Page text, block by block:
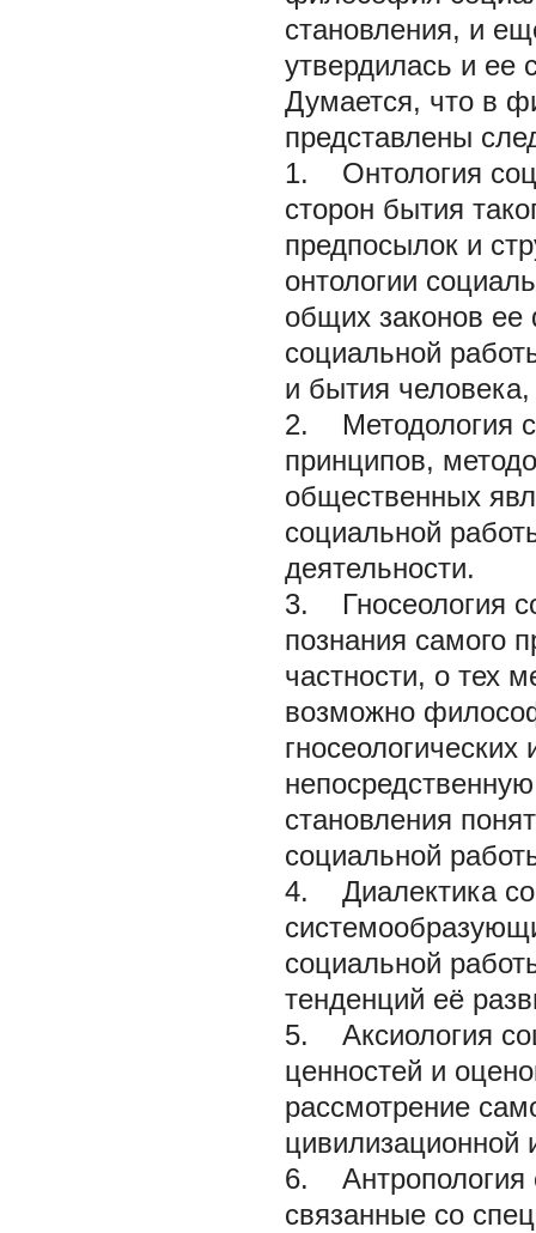
становления, и
утвердилась и ее
Думается, что в
представлены
1. Онтология
сторон бытия
предпосылок и
онтологии
общих законов ее
социальной
и бытия человека,
2. Методология
принципов,
общественных
социальной
деятельности.
3. Гносеология
познания самого
частности, о тех
возможно
становления
социальной
4. Диалектика
социальной
тенденций её
5. Аксиология
ценностей и
рассмотрение
цивилизационной
6. Антропология
связанные со